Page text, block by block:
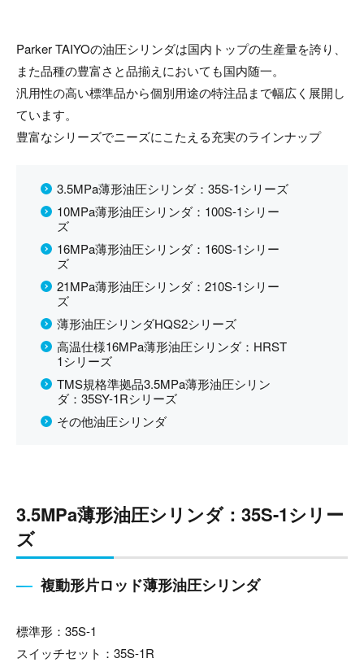
Parker TAIYOの油圧シリンダは国内トップの生産量を誇り、
また品種の豊富さと品揃えにおいても国内随一。
汎用性の高い標準品から個別用途の特注品まで幅広く展開し
ています。
豊富なシリーズでニーズにこたえる充実のラインナップ
3.5MPa薄形油圧シリンダ：35S-1シリーズ
10MPa薄形油圧シリンダ：100S-1シリー
ズ
16MPa薄形油圧シリンダ：160S-1シリー
ズ
21MPa薄形油圧シリンダ：210S-1シリー
ズ
薄形油圧シリンダHQS2シリーズ
高温仕様16MPa薄形油圧シリンダ：HRST
1シリーズ
TMS規格準拠品3.5MPa薄形油圧シリン
ダ：35SY-1Rシリーズ
その他油圧シリンダ
3.5MPa薄形油圧シリンダ：35S-1シリー
ズ
複動形片ロッド薄形油圧シリンダ
標準形：35S-1
スイッチセット：35S-1R